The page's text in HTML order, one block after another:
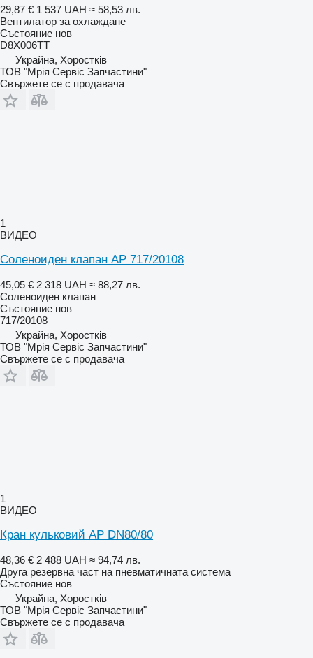
29,87 € 1 537 UAH ≈ 58,53 лв.
Вентилатор за охлаждане
Състояние нов
D8X006TT
Украйна, Хоростків
ТОВ "Мрія Сервіс Запчастини"
Свържете се с продавача
1
ВИДЕО
Соленоиден клапан AP 717/20108
45,05 € 2 318 UAH ≈ 88,27 лв.
Соленоиден клапан
Състояние нов
717/20108
Украйна, Хоростків
ТОВ "Мрія Сервіс Запчастини"
Свържете се с продавача
1
ВИДЕО
Кран кульковий AP DN80/80
48,36 € 2 488 UAH ≈ 94,74 лв.
Друга резервна част на пневматичната система
Състояние нов
Украйна, Хоростків
ТОВ "Мрія Сервіс Запчастини"
Свържете се с продавача